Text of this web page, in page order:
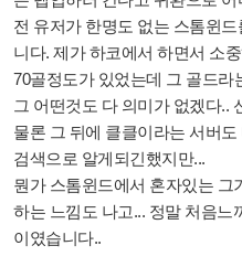
전 유저가 한명도 없는 스톰윈
니다. 제가 하코에서 하면서 소
70골정도가 있었는데 그 골드
그 어떤것도 다 의미가 없겠다..
물론 그 뒤에 클클이라는 서버
검색으로 알게되긴했지만...
뭔가 스톰윈드에서 혼자있는 그
하는 느낌도 나고... 정말 처음느
이였습니다..